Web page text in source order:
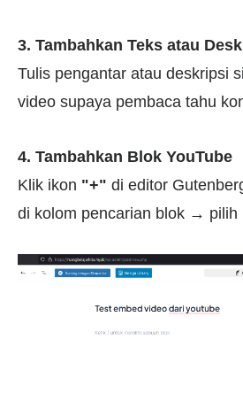
3. Tambahkan Teks atau
Tulis pengantar atau deskripsi
video supaya pembaca tahu
4. Tambahkan Blok YouTube
Klik ikon "+" di editor
di kolom pencarian blok → pilih